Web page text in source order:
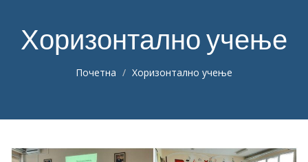
Хоризонтално учење
Почетна Хоризонтално учење